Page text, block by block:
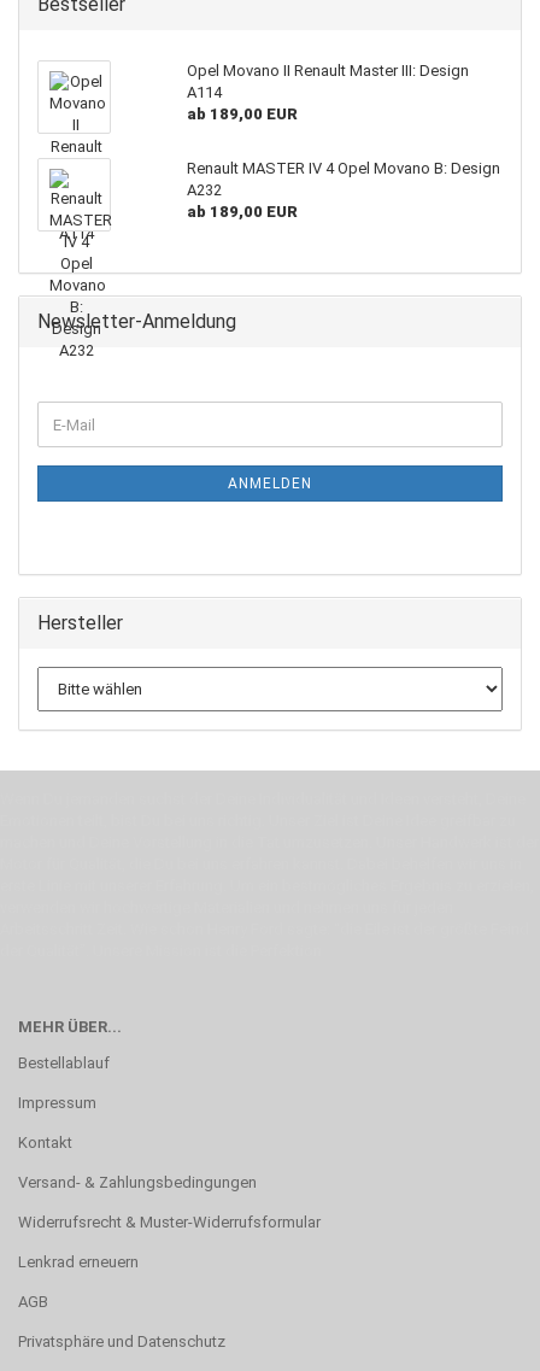
Opel Movano II Renault Master III: Design
A114
ab 189,00 EUR
Renault MASTER IV 4 Opel Movano B: Design
A232
ab 189,00 EUR
Newsletter-Anmeldung
ZUR
E-
Mail
ANMELDEN
Hersteller
MEHR ÜBER...
Bestellablauf
Impressum
Kontakt
Versand- & Zahlungsbedingungen
Widerrufsrecht & Muster-Widerrufsformular
Lenkrad erneuern
AGB
Privatsphäre und Datenschutz